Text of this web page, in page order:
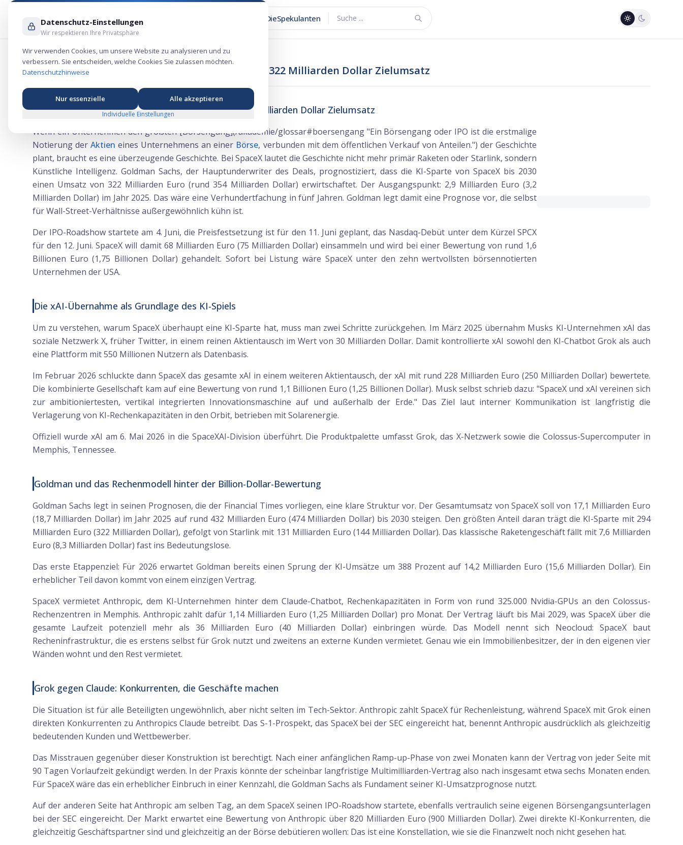
DieSpekulanten Suche ...
SpaceX wettet sein IPO auf eine KI-Division mit 322 Milliarden Dollar Zielumsatz
SpaceX wettet sein IPO auf eine KI-Division mit 322 Milliarden Dollar Zielumsatz
Wenn ein Unternehmen den größten [Börsengang](/akademie/glossar#boersengang "Ein Börsengang oder IPO ist die erstmalige
Notierung derAktien eines Unternehmens an einer Börse, verbunden mit dem öffentlichen Verkauf von Anteilen.") der Geschichte
plant, braucht es eine überzeugende Geschichte. Bei SpaceX lautet die Geschichte nicht mehr primär Raketen oder Starlink, sondern
Künstliche Intelligenz. Goldman Sachs, der Hauptunderwriter des Deals, prognostiziert, dass die KI-Sparte von SpaceX bis 2030
einen Umsatz von 322 Milliarden Euro (rund 354 Milliarden Dollar) erwirtschaftet. Der Ausgangspunkt: 2,9 Milliarden Euro (3,2
Milliarden Dollar) im Jahr 2025. Das wäre eine Verhundertfachung in fünf Jahren. Goldman legt damit eine Prognose vor, die selbst
für Wall-Street-Verhältnisse außergewöhnlich kühn ist.
Der IPO-Roadshow startete am 4. Juni, die Preisfestsetzung ist für den 11. Juni geplant, das Nasdaq-Debüt unter dem Kürzel SPCX
für den 12. Juni. SpaceX will damit 68 Milliarden Euro (75 Milliarden Dollar) einsammeln und wird bei einer Bewertung von rund 1,6
Billionen Euro (1,75 Billionen Dollar) gehandelt. Sofort bei Listung wäre SpaceX unter den zehn wertvollsten börsennotierten
Unternehmen der USA.
Die xAI-Übernahme als Grundlage des KI-Spiels
Um zu verstehen, warum SpaceX überhaupt eine KI-Sparte hat, muss man zwei Schritte zurückgehen. Im März 2025 übernahm Musks KI-Unternehmen xAI das
soziale Netzwerk X, früher Twitter, in einem reinen Aktientausch im Wert von 30 Milliarden Dollar. Damit kontrollierte xAI sowohl den KI-Chatbot Grok als auch
eine Plattform mit 550 Millionen Nutzern als Datenbasis.
Im Februar 2026 schluckte dann SpaceX das gesamte xAI in einem weiteren Aktientausch, der xAI mit rund 228 Milliarden Euro (250 Milliarden Dollar) bewertete.
Die kombinierte Gesellschaft kam auf eine Bewertung von rund 1,1 Billionen Euro (1,25 Billionen Dollar). Musk selbst schrieb dazu: "SpaceX und xAI vereinen sich
zur ambitioniertesten, vertikal integrierten Innovationsmaschine auf und außerhalb der Erde." Das Ziel laut interner Kommunikation ist langfristig die
Verlagerung von KI-Rechenkapazitäten in den Orbit, betrieben mit Solarenergie.
Offiziell wurde xAI am 6. Mai 2026 in die SpaceXAI-Division überführt. Die Produktpalette umfasst Grok, das X-Netzwerk sowie die Colossus-Supercomputer in
Memphis, Tennessee.
Goldman und das Rechenmodell hinter der Billion-Dollar-Bewertung
Goldman Sachs legt in seinen Prognosen, die der Financial Times vorliegen, eine klare Struktur vor. Der Gesamtumsatz von SpaceX soll von 17,1 Milliarden Euro
(18,7 Milliarden Dollar) im Jahr 2025 auf rund 432 Milliarden Euro (474 Milliarden Dollar) bis 2030 steigen. Den größten Anteil daran trägt die KI-Sparte mit 294
Milliarden Euro (322 Milliarden Dollar), gefolgt von Starlink mit 131 Milliarden Euro (144 Milliarden Dollar). Das klassische Raketengeschäft fällt mit 7,6 Milliarden
Euro (8,3 Milliarden Dollar) fast ins Bedeutungslose.
Das erste Etappenziel: Für 2026 erwartet Goldman bereits einen Sprung der KI-Umsätze um 388 Prozent auf 14,2 Milliarden Euro (15,6 Milliarden Dollar). Ein
erheblicher Teil davon kommt von einem einzigen Vertrag.
SpaceX vermietet Anthropic, dem KI-Unternehmen hinter dem Claude-Chatbot, Rechenkapazitäten in Form von rund 325.000 Nvidia-GPUs an den Colossus-
Rechenzentren in Memphis. Anthropic zahlt dafür 1,14 Milliarden Euro (1,25 Milliarden Dollar) pro Monat. Der Vertrag läuft bis Mai 2029, was SpaceX über die
gesamte Laufzeit potenziell mehr als 36 Milliarden Euro (40 Milliarden Dollar) einbringen würde. Das Modell nennt sich Neocloud: SpaceX baut
Recheninfrastruktur, die es erstens selbst für Grok nutzt und zweitens an externe Kunden vermietet. Genau wie ein Immobilienbesitzer, der in den eigenen vier
Wänden wohnt und den Rest vermietet.
Grok gegen Claude: Konkurrenten, die Geschäfte machen
Die Situation ist für alle Beteiligten ungewöhnlich, aber nicht selten im Tech-Sektor. Anthropic zahlt SpaceX für Rechenleistung, während SpaceX mit Grok einen
direkten Konkurrenten zu Anthropics Claude betreibt. Das S-1-Prospekt, das SpaceX bei der SEC eingereicht hat, benennt Anthropic ausdrücklich als gleichzeitig
bedeutenden Kunden und Wettbewerber.
Das Misstrauen gegenüber dieser Konstruktion ist berechtigt. Nach einer anfänglichen Ramp-up-Phase von zwei Monaten kann der Vertrag von jeder Seite mit
90 Tagen Vorlaufzeit gekündigt werden. In der Praxis könnte der scheinbar langfristige Multimilliarden-Vertrag also nach insgesamt etwa sechs Monaten enden.
Für SpaceX wäre das ein erheblicher Einbruch in einer Kennzahl, die Goldman Sachs als Fundament seiner KI-Umsatzprognose nutzt.
Auf der anderen Seite hat Anthropic am selben Tag, an dem SpaceX seinen IPO-Roadshow startete, ebenfalls vertraulich seine eigenen Börsengangsunterlagen
bei der SEC eingereicht. Der Markt erwartet eine Bewertung von Anthropic über 820 Milliarden Euro (900 Milliarden Dollar). Zwei direkte KI-Konkurrenten, die
gleichzeitig Geschäftspartner sind und gleichzeitig an der Börse debütieren wollen: Das ist eine Konstellation, wie sie die Finanzwelt noch nicht gesehen hat.
Datenschutz-Einstellungen
Wir respektieren Ihre Privatsphäre
Wir verwenden Cookies, um unsere Website zu analysieren und zu
verbessern. Sie entscheiden, welche Cookies Sie zulassen möchten.
Datenschutzhinweise
Nur essenzielle Alle akzeptieren
Individuelle Einstellungen